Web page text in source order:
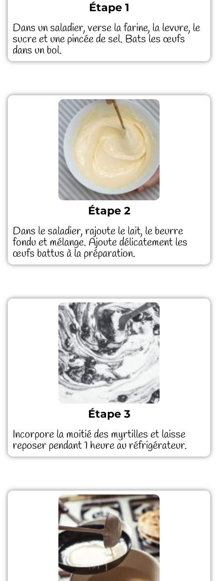
Étape 1
Dans un saladier, verse la farine, la levure, le
sucre et une pincée de sel. Bats les œufs
dans un bol.
Étape 2
Dans le saladier, rajoute le lait, le beurre
fondu et mélange. Ajoute délicatement les
œufs battus à la préparation.
Étape 3
Incorpore la moitié des myrtilles et laisse
reposer pendant 1 heure au réfrigérateur.